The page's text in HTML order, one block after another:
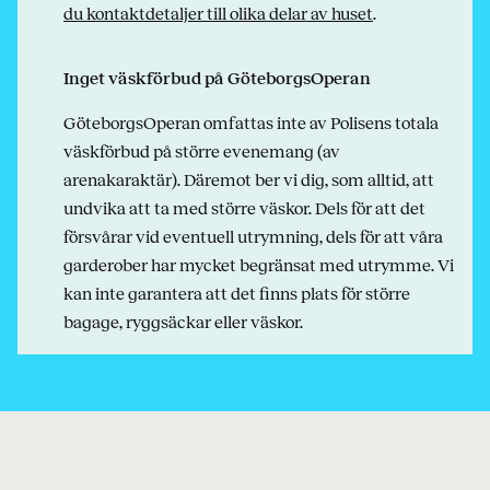
du kontaktdetaljer till olika delar av huset.
Inget väskförbud på GöteborgsOperan
GöteborgsOperan omfattas inte av Polisens totala
väskförbud på större evenemang (av
arenakaraktär). Däremot ber vi dig, som alltid, att
undvika att ta med större väskor. Dels för att det
försvårar vid eventuell utrymning, dels för att våra
garderober har mycket begränsat med utrymme. Vi
kan inte garantera att det finns plats för större
bagage, ryggsäckar eller väskor.